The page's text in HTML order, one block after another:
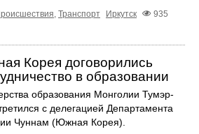
Транспорт Иркутск
935
Корея договорились
в образовании
образования Монголии Тумэр-
с делегацией Департамента
Чуннам (Южная Корея).